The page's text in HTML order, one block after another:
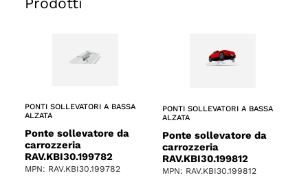
PONTI SOLLEVATORI A BASSA
ALZATA
Ponte sollevatore da
carrozzeria
RAV.KBI30.199782
MPN: RAV.KBI30.199782
PONTI SOLLEVATORI A BASSA
ALZATA
Ponte sollevatore da
carrozzeria
RAV.KBI30.199812
MPN: RAV.KBI30.199812